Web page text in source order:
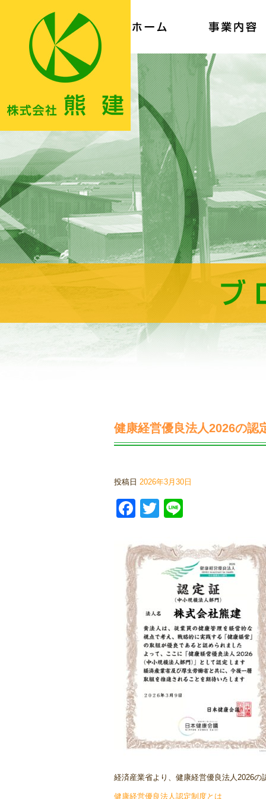
健康経営優良法人2026の認
投稿日 2026年3月30日
Facebook
Twitter
経済産業省より、健康経営優良法人2026の
健康経営優良法人認定制度とは